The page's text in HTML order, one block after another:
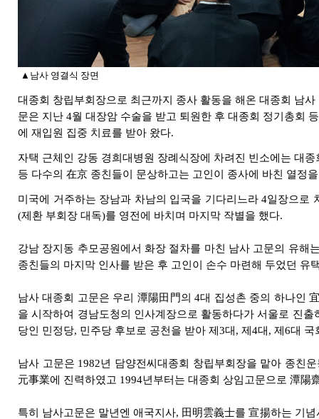
▲남사 영결식 장면
대종회 창립부회장으로 최근까지 종사 활동을 해온 대종회 남
문은 지난 4월 대장암 수술을 받고 퇴원한 후 대종회 정기총회
에 재입원 집중 치료를 받아 왔다.
자택 근체인 강동 경희대병원 장례식장에 차려진 빈소에는 대
등 다수의 在京 종친들이 문상하고는 고인이 종사에 바친 열정
미국에 거주하는 장남과 차남의 입국을 기다리느라 4일장으
(제환 부회장 대독)를 영전에 바치며 마지막 작별을 했다.
강남 장지동 추모공원에서 화장 절차를 마친 남사 고문의 유해
종친들의 마지막 인사를 받은 후 고인이 손수 마련해 두었던 유
남사 대종회 고문은 우리 潭陽田門의 4대 집성촌 중의 하나인
을 시작하여 경남도청의 인사계장으로 활동하다가 서울로 진
당인 민정당, 민주당 후보로 공천을 받아 제3대, 제4대, 제6대
남사 고문은 1982년 담양전씨대종회 창립부회장을 맡아 종친
元事業에 진력하였고 1994년부터는 대종회 상임고문으로 潭
특히 남사고문은 말년엔 애국지사, 田明雲義士를 宣揚하는 기